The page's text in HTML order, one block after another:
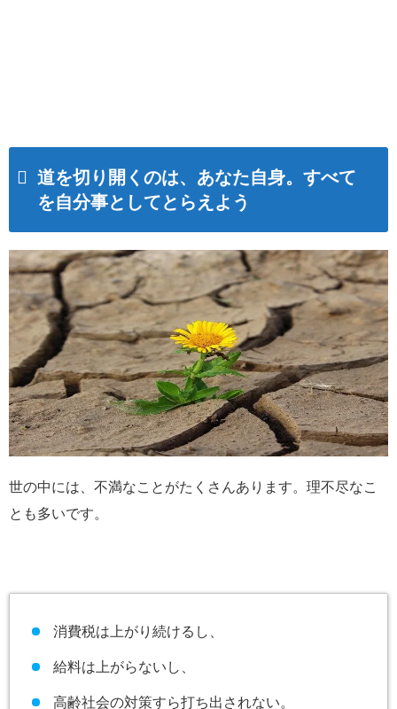
道を切り開くのは、あなた自身。すべて
を自分事としてとらえよう
世の中には、不満なことがたくさんあります。理不尽なこ
とも多いです。
消費税は上がり続けるし、
給料は上がらないし、
高齢社会の対策すら打ち出されない。